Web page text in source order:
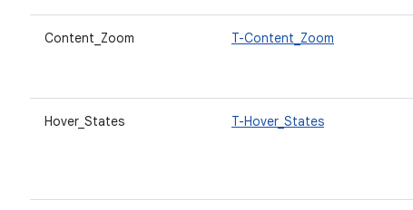
Content_Zoom T-Content_Zoom
Hover_States T-Hover_States